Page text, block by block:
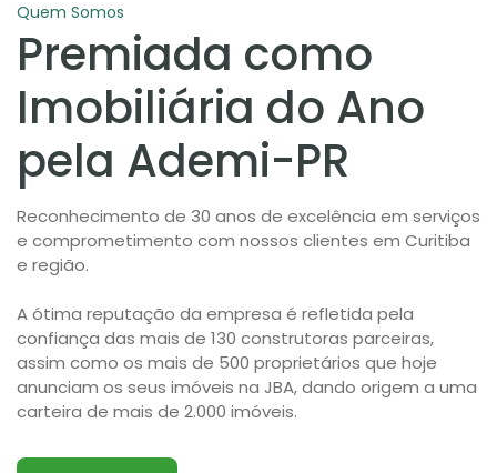
Quem Somos
Premiada como
Imobiliária do Ano
pela Ademi-PR
Reconhecimento de 30 anos de excelência em serviços
e comprometimento com nossos clientes em Curitiba
e região.
A ótima reputação da empresa é refletida pela
confiança das mais de 130 construtoras parceiras,
assim como os mais de 500 proprietários que hoje
anunciam os seus imóveis na JBA, dando origem a uma
carteira de mais de 2.000 imóveis.